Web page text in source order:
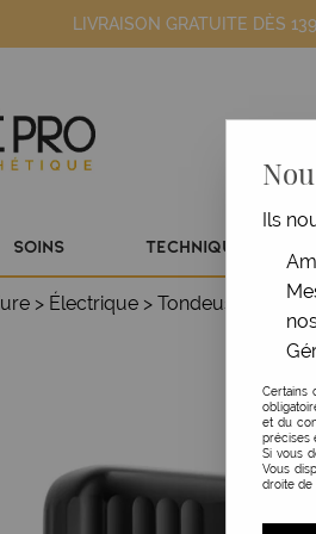
LIVRAISON GRATUITE DÈS
SOINS TECHNIQUE
> Électrique > Tondeuse
Ils
Certains
et du
précises
Si vous
Vous
droite de